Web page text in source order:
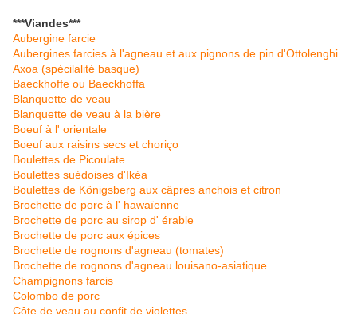
***Viandes***
Aubergine farcie
Aubergines farcies à l'agneau et aux pignons de pin d'Ottolenghi
Axoa (spécilalité basque)
Baeckhoffe ou Baeckhoffa
Blanquette de veau
Blanquette de veau à la bière
Boeuf à l' orientale
Boeuf aux raisins secs et choriço
Boulettes de Picoulate
Boulettes suédoises d'Ikéa
Boulettes de Königsberg aux câpres anchois et citron
Brochette de porc à l' hawaïenne
Brochette de porc au sirop d' érable
Brochette de porc aux épices
Brochette de rognons d'agneau (tomates)
Brochette de rognons d'agneau louisano-asiatique
Champignons farcis
Colombo de porc
Côte de veau au confit de violettes